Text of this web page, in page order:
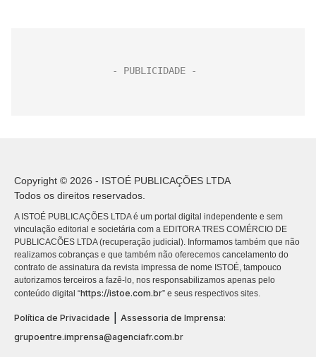
Copyright © 2026 - ISTOÉ PUBLICAÇÕES LTDA
Todos os direitos reservados.
A ISTOÉ PUBLICAÇÕES LTDA é um portal digital independente e sem
vinculação editorial e societária com a EDITORA TRES COMÉRCIO DE
PUBLICACÕES LTDA (recuperação judicial). Informamos também que não
realizamos cobranças e que também não oferecemos cancelamento do
contrato de assinatura da revista impressa de nome ISTOÉ, tampouco
autorizamos terceiros a fazê-lo, nos responsabilizamos apenas pelo
conteúdo digital “https://istoe.com.br” e seus respectivos sites.
Política de Privacidade
Assessoria de Imprensa:
grupoentre.imprensa@agenciafr.com.br